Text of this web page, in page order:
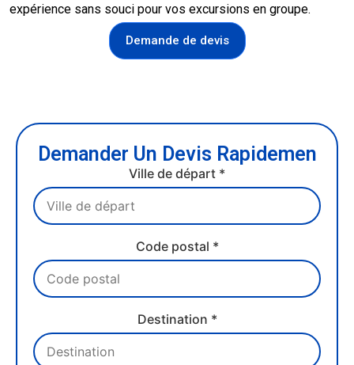
expérience sans souci pour vos excursions en groupe.
Demande de devis
Demander Un Devis Rapidemen
Ville de départ *
Code postal *
Destination *